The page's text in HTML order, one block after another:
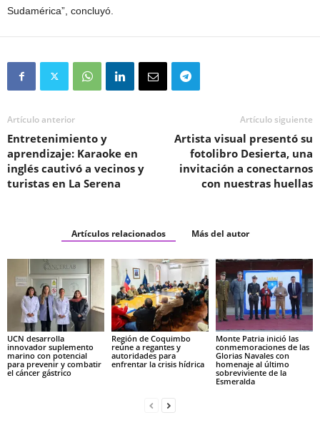
Sudamérica”, concluyó.
Artículo anterior
Entretenimiento y
aprendizaje: Karaoke en
inglés cautivó a vecinos y
turistas en La Serena
Artículo siguiente
Artista visual presentó su
fotolibro Desierta, una
invitación a conectarnos
con nuestras huellas
Artículos relacionados Más del autor
UCN desarrolla
innovador suplemento
marino con potencial
para prevenir y combatir
el cáncer gástrico
Región de Coquimbo
reúne a regantes y
autoridades para
enfrentar la crisis hídrica
Monte Patria inició las
conmemoraciones de las
Glorias Navales con
homenaje al último
sobreviviente de la
Esmeralda